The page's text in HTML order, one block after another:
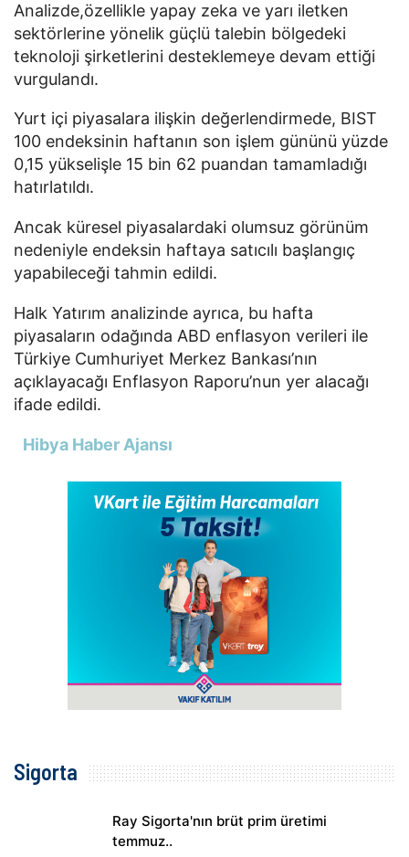
Analizde,özellikle yapay zeka ve yarı iletken
sektörlerine yönelik güçlü talebin bölgedeki
teknoloji şirketlerini desteklemeye devam ettiği
vurgulandı.
Yurt içi piyasalara ilişkin değerlendirmede, BIST
100 endeksinin haftanın son işlem gününü yüzde
0,15 yükselişle 15 bin 62 puandan tamamladığı
hatırlatıldı.
Ancak küresel piyasalardaki olumsuz görünüm
nedeniyle endeksin haftaya satıcılı başlangıç
yapabileceği tahmin edildi.
Halk Yatırım analizinde ayrıca, bu hafta
piyasaların odağında ABD enflasyon verileri ile
Türkiye Cumhuriyet Merkez Bankası’nın
açıklayacağı Enflasyon Raporu’nun yer alacağı
ifade edildi.
Hibya Haber Ajansı
Sigorta
Ray Sigorta'nın brüt prim üretimi
temmuz..